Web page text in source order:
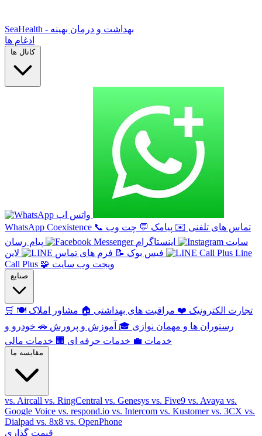
SeaHealth - بهداشت و درمان بهینه
ادغام ها
کانال ها
واتس اپ
WhatsApp Coexistence 📞 تماس های تلفنی ✉️ پیامک 💬 چت وب
سایت
اینستاگرام
پیام رسان
فیس بوک 📝 فرم های تماس لاین
Line
Call Plus 🧩 ویجت وب سایت
صنایع
🛒 تجارت الکترونیک ❤️ مراقبت های بهداشتی 🏠 مشاور املاک 🍽️
رستوران ها و مهمان نوازی 🎓 آموزش و پرورش 🚗 خودرو و
خدمات 💼 خدمات حرفه ای 🏢 خدمات مالی
مقایسه ما
vs. Aircall vs. RingCentral vs. Genesys vs. Five9 vs. Avaya vs.
Google Voice vs. respond.io vs. Intercom vs. Kustomervs. 3CX vs.
Dialpad vs. 8x8 vs. OpenPhone
قیمت گذاری